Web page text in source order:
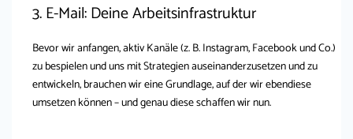
3. E-Mail: Deine Arbeitsinfrastruktur
Bevor wir anfangen, aktiv Kanäle (z. B. Instagram, Facebook und Co.)
zu bespielen und uns mit Strategien auseinanderzusetzen und zu
entwickeln, brauchen wir eine Grundlage, auf der wir ebendiese
umsetzen können – und genau diese schaffen wir nun.